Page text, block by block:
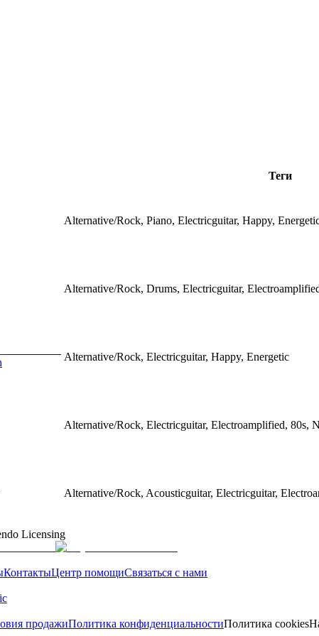
Теги
Alternative/Rock, Piano, Electricguitar, Happy,
Alternative/Rock, Drums, Electricguitar,
Alternative/Rock, Electricguitar, Happy, Energetic
Alternative/Rock, Electricguitar, Electroamplified, 80s,
Alternative/Rock, Acousticguitar, Electricguitar,
Licensing
КонтактыЦентр помощиСвязаться с нами
продажиПолитика конфиденциальностиПолитика cookies